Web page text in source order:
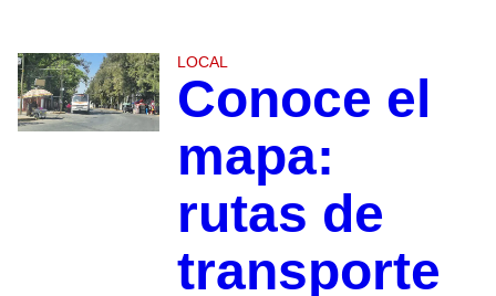
LOCAL
Conoce el
mapa:
rutas de
transporte